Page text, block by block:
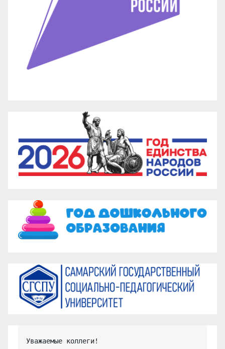
Уважаемые коллеги!